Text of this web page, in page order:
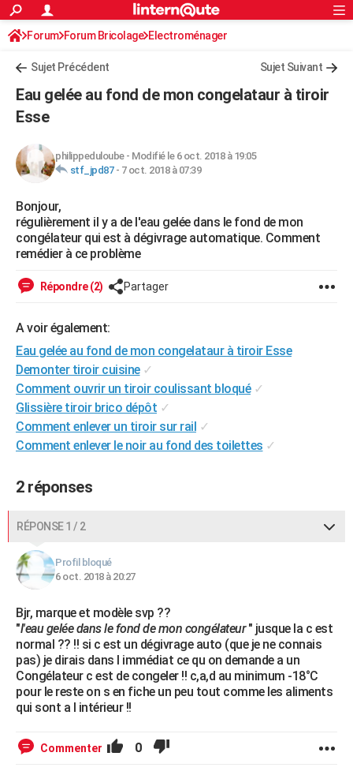
ACTUALITÉS
Politique
Société
Faits Divers
Education
Monde
Villes
+
Programme TV
TNTStreaming
Cinéma
Sorties cinéma
Musique
+FINANCE
Retraite
Impôts
Epargne
Immobilier
Risques naturels par ville
Banque
Assurance
CréditAUTO
Essais
Réserver un essai
Citadines
Berlines
SUV
Forum auto
+HIGH-TECH
Mobiles
Meilleur smartphone
Internet
Ordinateurs
Jeux vidéo
Guide high-tech
BRICOLAGE
Forum
Aménagement intérieur
Extérieur
Cuisine
Salle de bains
Jardinage
Rangement
WEEK-END
LIFESTYLE
Alimentation
Guide de la santé
Médicaments
Destinations
City break
Voyage nature
Voyage de noces
Forum
Climat
PHOTO
GUIDES D'ACHAT
BONS PLANS
Carte de Noël
Carte Bonne année
Carte Saint-Valentin
Carte Pâques
Carte d'anniversaire
Dictionnaire
Biographies
Citations
Expressions
Proverbes
PROGRAMME TV
COPAINS D'AVANT
S'inscrire
Se connecter
Lycées
Collèges
Primaires
Universités
Entreprises
Service militaire
Avis de recherche
FORUM
Bricolage
Lifestyle
Culture
Sport
Auto
Television
Voyage
Cinema
S'inscrire
Connexion
Forum Forum Bricolage Electroménager
Sujet Précédent Sujet Suivant
Eau gelée au fond de mon congelataur à tiroir
Esse
philippeduloube- Modifié le 6 oct. 2018 à 19:05
stf_jpd87- 7 oct. 2018 à 07:39
Bonjour,
régulièrement il y a de l'eau gelée dans le fond de mon
congélateur qui est à dégivrage automatique. Comment
remédier à ce problème
Répondre (2) Partager
A voir également:
Eau gelée au fond de mon congelataur à tiroir Esse
Demonter tiroir cuisine ✓
Comment ouvrir un tiroir coulissant bloqué ✓
Glissière tiroir brico dépôt ✓
Comment enlever un tiroir sur rail ✓
Comment enlever le noir au fond des toilettes ✓
2 réponses
RÉPONSE 1 / 2
Profil bloqué
6 oct. 2018 à 20:27
Bjr, marque et modèle svp ??
"l'eau gelée dans le fond de mon congélateur" jusque la c est
normal ?? !! si c est un dégivrage auto (que je ne connais
pas) je dirais dans l immédiat ce qu on demande a un
Congélateur c est de congeler !! c,a,d au minimum -18°C
pour le reste on s en fiche un peu tout comme les aliments
qui sont a l intérieur !!
Commenter 0